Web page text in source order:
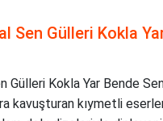
Sen Gülleri Kokla
Gülleri Kokla Yar Bende
kavuşturan kıymetli